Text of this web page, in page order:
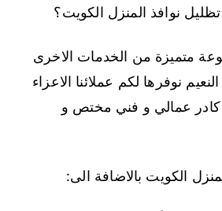
نوافذ المنزل الكويت؟
متميزة من الخدمات الاخرى
نوفرها لكم عملائنا الاعزاء
عمالي و فني مختص و
الكويت بالاضافة الى: